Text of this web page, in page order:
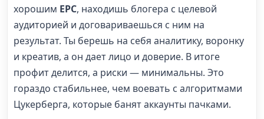
хорошим EPC, находишь блогера с целевой
аудиторией и договариваешься с ним на
результат. Ты берешь на себя аналитику, воронку
и креатив, а он дает лицо и доверие. В итоге
профит делится, а риски — минимальны. Это
гораздо стабильнее, чем воевать с алгоритмами
Цукерберга, которые банят аккаунты пачками.